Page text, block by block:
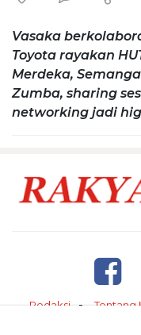
Vasaka
Toyota rayakan
Merdeka,
Zumba, sharing
networking jadi
Redaksi Tentang